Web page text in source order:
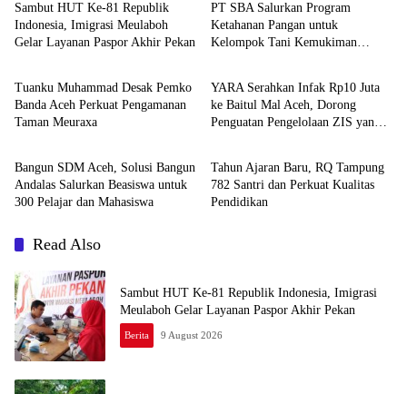
Sambut HUT Ke-81 Republik
Indonesia, Imigrasi Meulaboh
Gelar Layanan Paspor Akhir Pekan
PT SBA Salurkan Program
Ketahanan Pangan untuk
Kelompok Tani Kemukiman
Headline
Tuanku Muhammad Desak Pemko
Banda Aceh Perkuat Pengamanan
Taman Meuraxa
Berita
YARA Serahkan Infak Rp10 Juta
ke Baitul Mal Aceh, Dorong
Penguatan Pengelolaan ZIS yang
Berita
Bangun SDM Aceh, Solusi Bangun
Andalas Salurkan Beasiswa untuk
300 Pelajar dan Mahasiswa
Berita
Tahun Ajaran Baru, RQ Tampung
782 Santri dan Perkuat Kualitas
Pendidikan
Read Also
Sambut HUT Ke-81 Republik Indonesia, Imigrasi
Meulaboh Gelar Layanan Paspor Akhir Pekan
Berita 9 August 2026